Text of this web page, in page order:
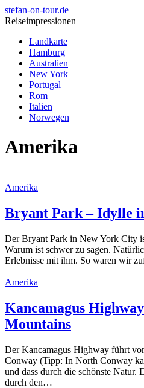
stefan-on-tour.de
Reiseimpressionen
Landkarte
Hamburg
Australien
New York
Portugal
Rom
Italien
Norwegen
Amerika
Amerika
Bryant Park – Idylle
Der Bryant Park in New York City
Warum ist schwer zu sagen.
Erlebnisse mit ihm. So waren wir
Amerika
Kancamagus
Mountains
Der Kancamagus Highway führt
Conway (Tipp: In North Conway
und dass durch die schönste Natur.
durch den…